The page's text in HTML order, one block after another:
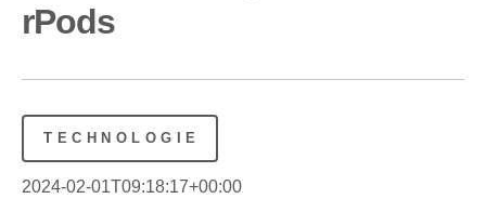
rPods
TECHNOLOGIE
2024-02-01T09:18:17+00:00